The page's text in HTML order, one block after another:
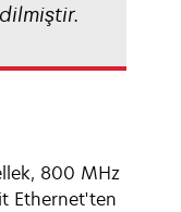
800 MHz
Ethernet'ten